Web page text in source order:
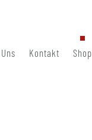
Kontakt Shop